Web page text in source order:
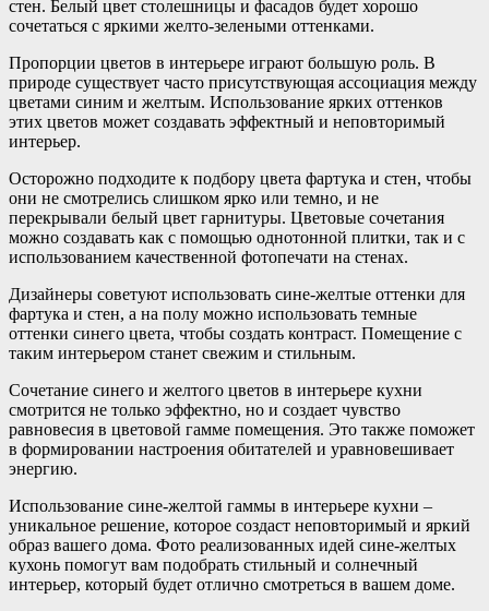
стен. Белый цвет столешницы и фасадов будет хорошо
сочетаться с яркими желто-зелеными оттенками.
Пропорции цветов в интерьере играют большую роль. В
природе существует часто присутствующая ассоциация между
цветами синим и желтым. Использование ярких оттенков
этих цветов может создавать эффектный и неповторимый
интерьер.
Осторожно подходите к подбору цвета фартука и стен, чтобы
они не смотрелись слишком ярко или темно, и не
перекрывали белый цвет гарнитуры. Цветовые сочетания
можно создавать как с помощью однотонной плитки, так и с
использованием качественной фотопечати на стенах.
Дизайнеры советуют использовать сине-желтые оттенки для
фартука и стен, а на полу можно использовать темные
оттенки синего цвета, чтобы создать контраст. Помещение с
таким интерьером станет свежим и стильным.
Сочетание синего и желтого цветов в интерьере кухни
смотрится не только эффектно, но и создает чувство
равновесия в цветовой гамме помещения. Это также поможет
в формировании настроения обитателей и уравновешивает
энергию.
Использование сине-желтой гаммы в интерьере кухни –
уникальное решение, которое создаст неповторимый и яркий
образ вашего дома. Фото реализованных идей сине-желтых
кухонь помогут вам подобрать стильный и солнечный
интерьер, который будет отлично смотреться в вашем доме.